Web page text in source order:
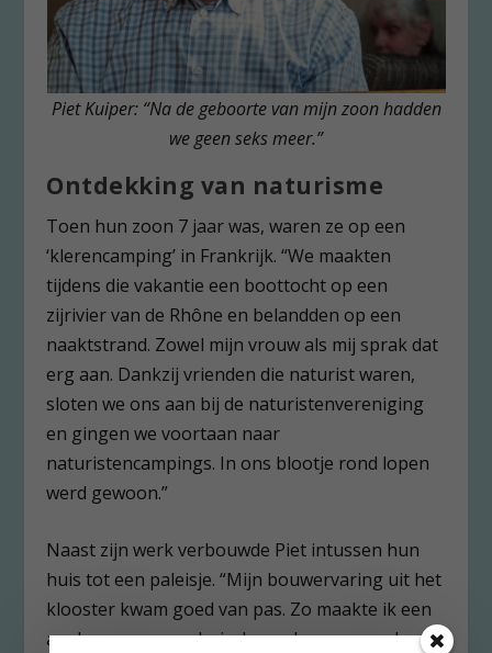
Piet Kuiper: “Na de geboorte van mijn zoon hadden
we geen seks meer.”
Ontdekking van naturisme
Toen hun zoon 7 jaar was, waren ze op een
‘klerencamping’ in Frankrijk. “We maakten
tijdens die vakantie een boottocht op een
zijrivier van de Rhône en belandden op een
naaktstrand. Zowel mijn vrouw als mij sprak dat
erg aan. Dankzij vrienden die naturist waren,
sloten we ons aan bij de naturistenvereniging
en gingen we voortaan naar
naturistencampings. In ons blootje rond lopen
werd gewoon.”
Naast zijn werk verbouwde Piet intussen hun
huis tot een paleisje. “Mijn bouwervaring uit het
klooster kwam goed van pas. Zo maakte ik een
aanbouw aan ons huis, bouwde een zwembad